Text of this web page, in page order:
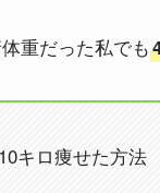
重だった私でも
キロ痩せた方法